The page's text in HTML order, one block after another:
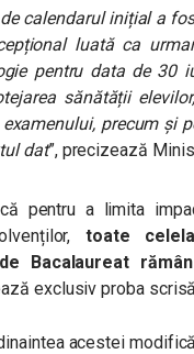
calendarul inițial a
luată ca
pentru data de 30
sănătății
precum și
dat”, precizează
pentru a limita
toate
Bacalaureat
exclusiv proba
acestei